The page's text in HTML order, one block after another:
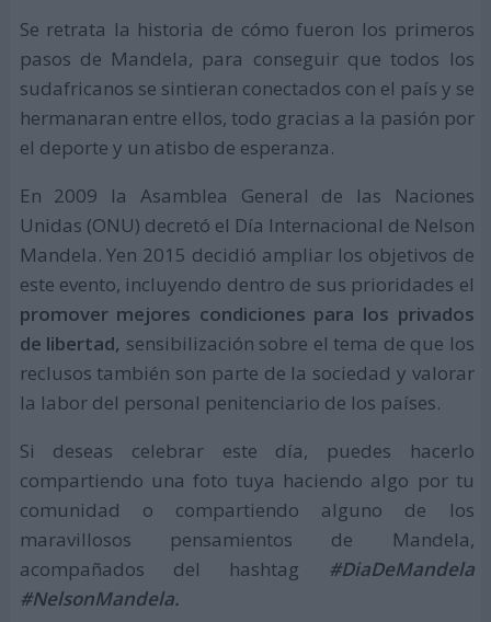
Se retrata la historia de cómo fueron los primeros
pasos de Mandela, para conseguir que todos los
sudafricanos se sintieran conectados con el país y se
hermanaran entre ellos, todo gracias a la pasión por
el deporte y un atisbo de esperanza.
En 2009 la Asamblea General de las Naciones
Unidas (ONU) decretó el Día Internacional de Nelson
Mandela. Yen 2015 decidió ampliar los objetivos de
este evento, incluyendo dentro de sus prioridades el
promover mejores condiciones para los privados
de libertad, sensibilización sobre el tema de que los
reclusos también son parte de la sociedad y valorar
la labor del personal penitenciario de los países.
Si deseas celebrar este día, puedes hacerlo
compartiendo una foto tuya haciendo algo por tu
comunidad o compartiendo alguno de los
maravillosos pensamientos de Mandela,
acompañados del hashtag #DiaDeMandela
#NelsonMandela.